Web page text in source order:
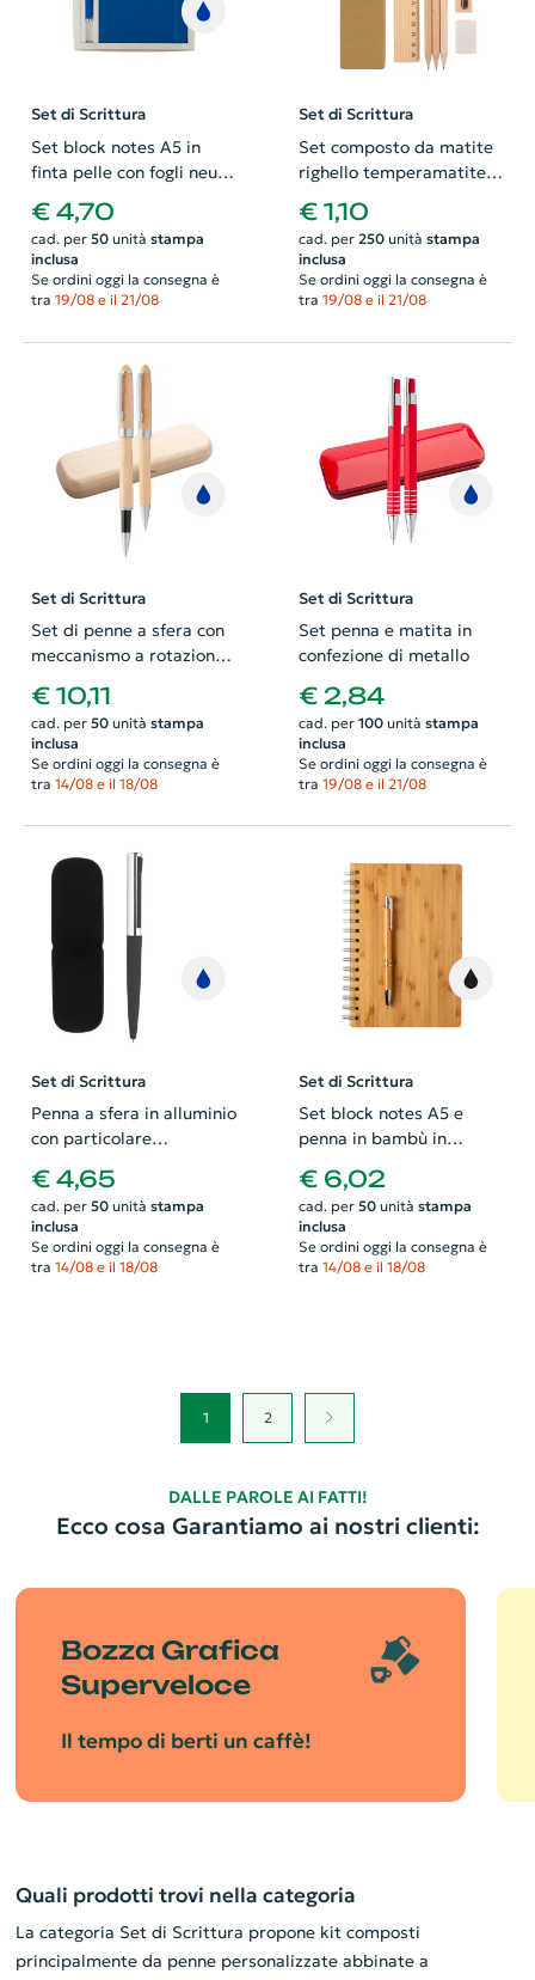
Set di Scrittura
Set block notes A5 in
finta pelle con fogli neutri
e penna abbinata refill
blu in scatola regalo
€ 4,70
cad. per 50unità stampa
inclusa
Se ordini oggi la consegna è
tra 19/08 e il 21/08
Set di Scrittura
Set composto da matite
righello temperamatite e
gomma in confezione di
cartone
€ 1,10
cad. per 250unità stampa
inclusa
Se ordini oggi la consegna è
tra 19/08 e il 21/08
Set di Scrittura
Set di penne a sfera con
meccanismo a rotazione
con refill blu in
confezione scatola di
legno
€ 10,11
cad. per 50unità stampa
inclusa
Se ordini oggi la consegna è
tra 14/08 e il 18/08
Set di Scrittura
Set penna e matita in
confezione di metallo
€ 2,84
cad. per 100unità stampa
inclusa
Se ordini oggi la consegna è
tra 19/08 e il 21/08
Set di Scrittura
Penna a sfera in alluminio
con particolare
confezionata in scatola di
metallo e refill blu
€ 4,65
cad. per 50unità stampa
inclusa
Se ordini oggi la consegna è
tra 14/08 e il 18/08
Set di Scrittura
Set block notes A5 e
penna in bambù in
€ 6,02
cad. per 50unità stampa
inclusa
Se ordini oggi la consegna è
tra 14/08 e il 18/08
1 2
DALLE PAROLE AI FATTI!
Ecco cosa Garantiamo ai nostri clienti:
Bozza Grafica
Superveloce
Il tempo di berti un caffè!
Quali prodotti trovi nella categoria
La categoria Set di Scrittura propone kit composti
principalmente da penne personalizzate abbinate a